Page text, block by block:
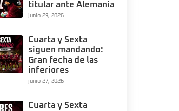
titular ante Alemania
junio 29, 2026
Cuarta y Sexta
siguen mandando:
Gran fecha de las
inferiores
junio 27, 2026
Cuarta y Sexta